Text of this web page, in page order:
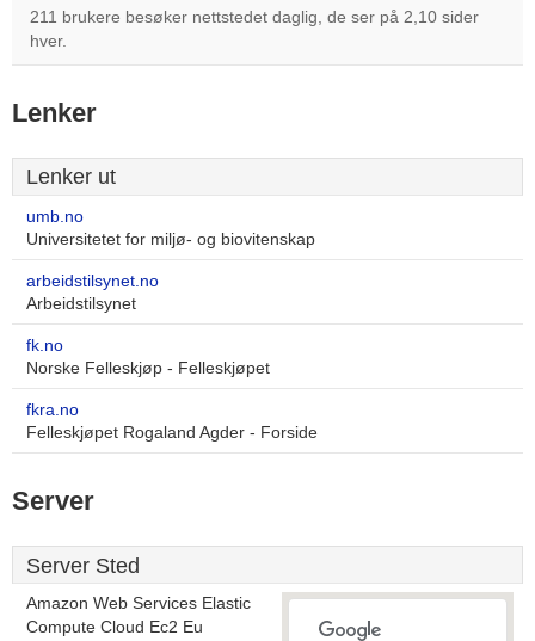
211 brukere besøker nettstedet daglig, de ser på 2,10 sider
hver.
Lenker
Lenker ut
umb.no
Universitetet for miljø- og biovitenskap
arbeidstilsynet.no
Arbeidstilsynet
fk.no
Norske Felleskjøp - Felleskjøpet
fkra.no
Felleskjøpet Rogaland Agder - Forside
Server
Server Sted
Amazon Web Services Elastic
Compute Cloud Ec2 Eu